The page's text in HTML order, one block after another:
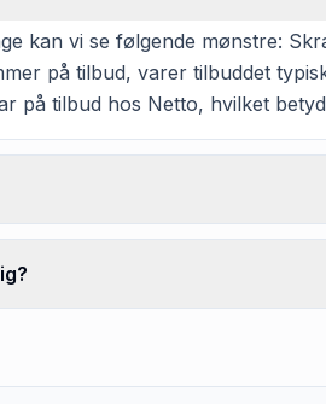
kan vi se følgende mønstre:
på tilbud, varer tilbuddet
på tilbud hos Netto, hvilket